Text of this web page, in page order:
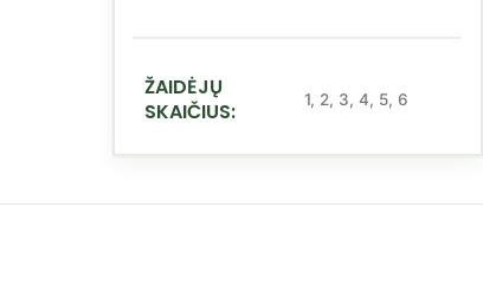
ŽAIDĖJŲ
SKAIČIUS:
1, 2, 3,4, 5,6